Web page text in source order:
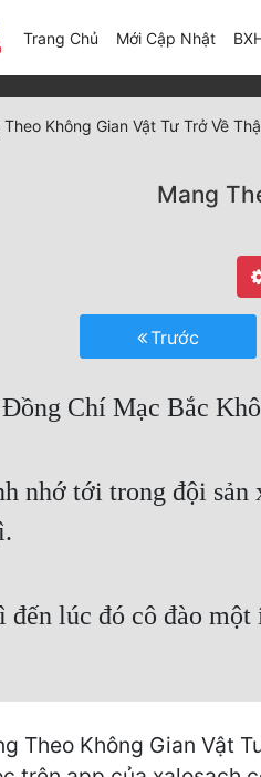
Trang Chủ Mới Cập Nhật
Theo Không Gian Vật Tư Trở Về
Mang
Trước
Chí Mạc Bắc
nhớ tới trong đội sản
đến lúc đó cô đào
Theo Không Gian Vật